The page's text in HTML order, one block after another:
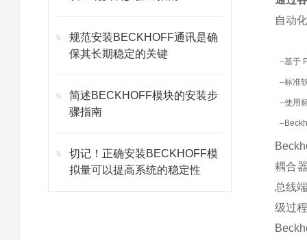
规范安装BECKHOFF通讯是确
保其长期稳定的关键
简述BECKHOFF模块的安装步
骤指南
切记！正确安装BECKHOFF模
拟量可以提高系统的稳定性
自动
–基于
–标准
–使用
–
耦合
总线
级过